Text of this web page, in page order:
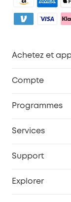
Achetez et
Compte
Programmes
Services
Support
Explorer